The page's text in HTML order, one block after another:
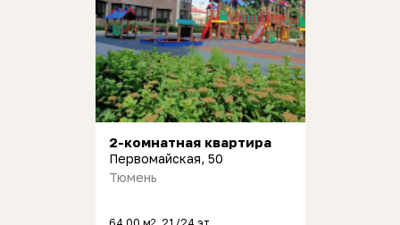
2-комнатная квартира
Первомайская, 50
Тюмень
64.00 м2 , 21/24 эт.